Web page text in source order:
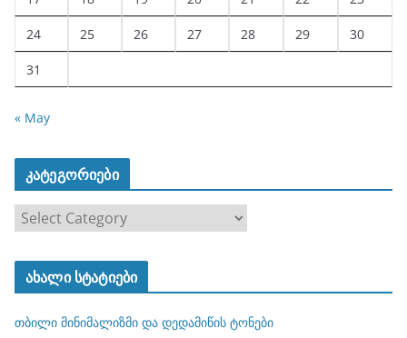
24 25 26 27 28 29 30
31
« May
კატეგორიები
ა
ტ
ო
ახალი სტატიები
თბილი მინიმალიზმი და დედამიწის ტონები